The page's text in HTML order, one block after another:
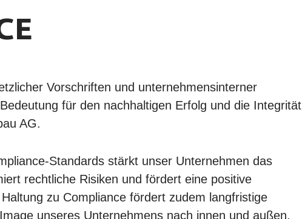
Vorschriften und unternehmensinterner
für den nachhaltigen Erfolg und die Integrität
AG.
Standards stärkt unser Unternehmen das
rechtliche Risiken und fördert eine positive
zu Compliance fördert zudem langfristige
unseres Unternehmens nach innen und außen.